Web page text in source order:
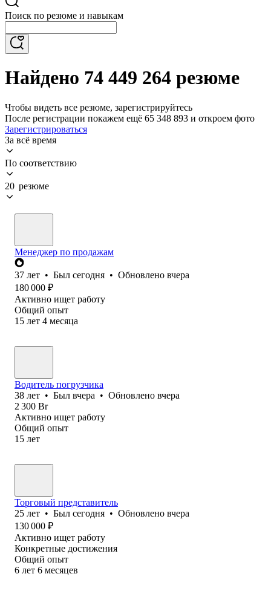
Поиск по резюме и навыкам
Найдено 74 449 264 резюме
Чтобы видеть все резюме, зарегистрируйтесь
После регистрации покажем ещё 65 348 893 и откроем фото
Зарегистрироваться
За всё время
По соответствию
20 резюме
Менеджер по продажам
37 лет • Был сегодня • Обновлено вчера
180 000 ₽
Активно ищет работу
Общий опыт
15 лет 4 месяца
Водитель погрузчика
38 лет • Был вчера • Обновлено вчера
2 300 Br
Активно ищет работу
Общий опыт
15 лет
Торговый представитель
25 лет • Был сегодня • Обновлено вчера
130 000 ₽
Активно ищет работу
Конкретные достижения
Общий опыт
6 лет 6 месяцев